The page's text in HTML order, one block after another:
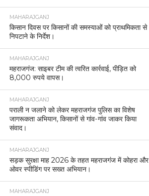
MAHARAJGANJ
किसान दिवस पर किसानों की समस्याओं को प्राथमिकता से
निपटाने के निर्देश।
MAHARAJGANJ
महराजगंज: साइबर टीम की त्वरित कार्रवाई, पीड़ित को
8,000 रुपये वापस।
MAHARAJGANJ
पराली न जलाने को लेकर महराजगंज पुलिस का विशेष
जागरूकता अभियान, किसानों से गांव-गांव जाकर किया
संवाद।
MAHARAJGANJ
सड़क सुरक्षा माह 2026 के तहत महराजगंज में कोहरा और
ओवर स्पीडिंग पर सख्त अभियान।
MAHARAJGANJ